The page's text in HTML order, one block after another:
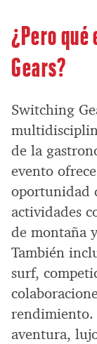
¿Pero
Gears?
Switching
de la
evento
oportunidad
actividades
de montaña
También
surf,
rendimiento.
aventura,